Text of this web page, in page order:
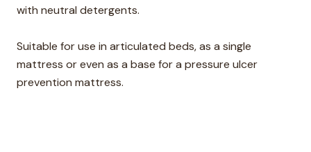
with neutral detergents.
Suitable for use in articulated beds, as a single
mattress or even as a base for a pressure ulcer
prevention mattress.